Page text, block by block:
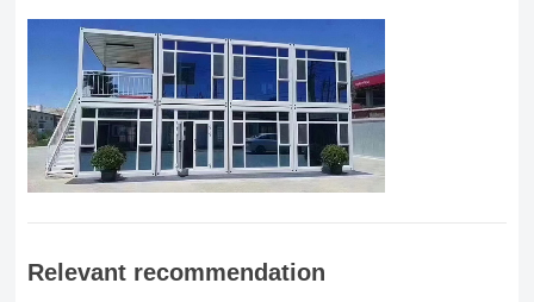
Relevant recommendation